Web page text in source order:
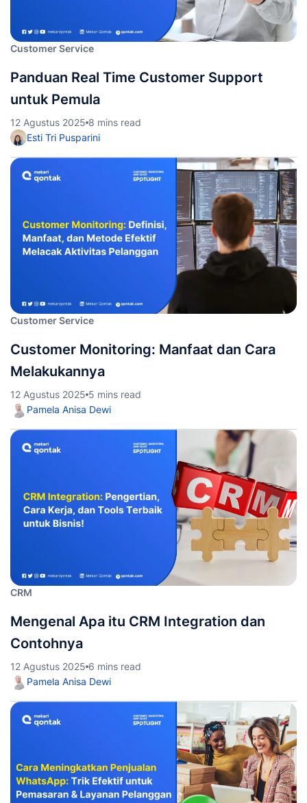
Customer Service
Panduan Real Time Customer Support
untuk Pemula
12 Agustus 2025 8 mins read
Esti Tri Pusparini
Customer Service
Customer Monitoring: Manfaat dan Cara
Melakukannya
12 Agustus 2025 5 mins read
Pamela Anisa Dewi
CRM
Mengenal Apa itu CRM Integration dan
Contohnya
12 Agustus 2025 6 mins read
Pamela Anisa Dewi